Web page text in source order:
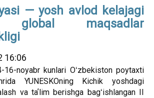
— yosh avlod kelajagi
global maqsadlar
16:06
16-noyabr kunlari Oʻzbekiston poytaxti
YUNESKOning Kichik yoshdagi
va taʼlim berishga bagʻishlangan II